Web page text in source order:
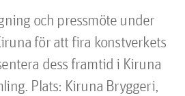
och pressmöte under
för att fira konstverkets
dess framtid i Kiruna
Plats: Kiruna Bryggeri,